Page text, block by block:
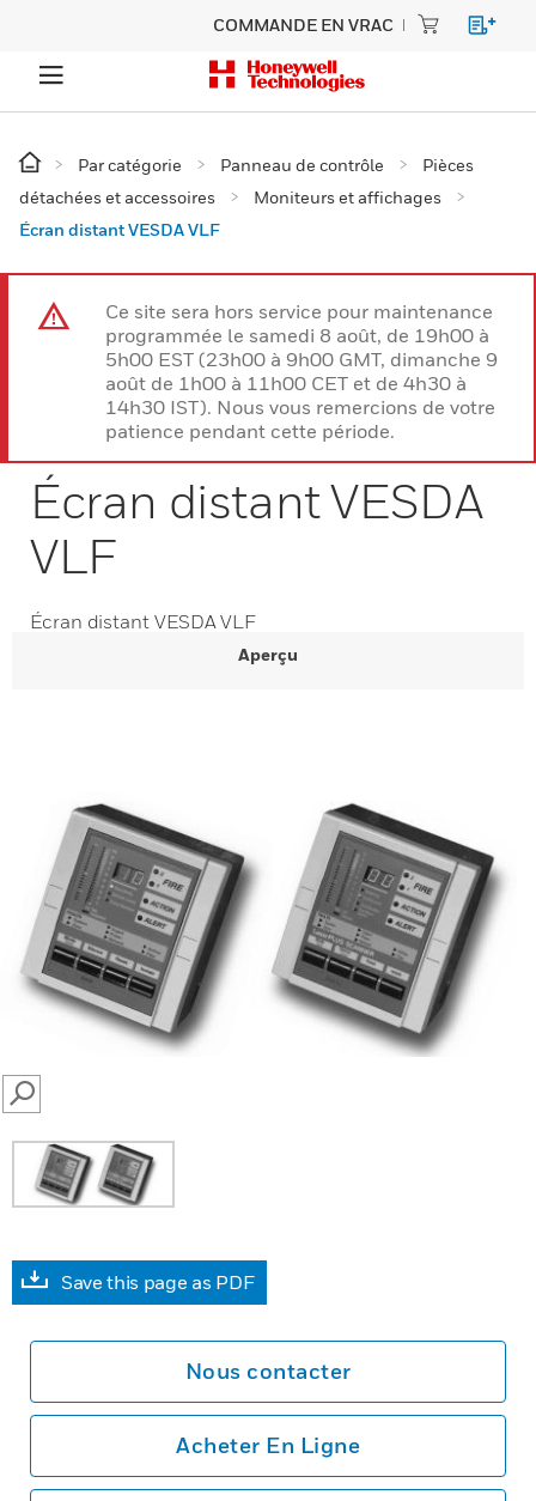
COMMANDE EN VRAC
Par catégorie Panneau de contrôle
Pièces
détachées et accessoires
Moniteurs et affichages
Écran distant VESDA VLF
Ce site sera hors service pour maintenance
programmée le samedi 8 août, de 19h00 à
5h00 EST (23h00 à 9h00 GMT, dimanche 9
août de 1h00 à 11h00 CET et de 4h30 à
14h30 IST). Nous vous remercions de votre
patience pendant cette période.
Écran distant VESDA
VLF
Écran distant VESDA VLF
Aperçu
SEARCH
Save this page as PDF
Nous contacter
Acheter En Ligne